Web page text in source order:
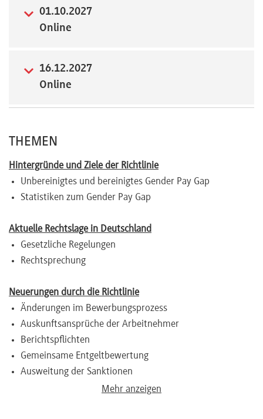
01.10.2027
Online
16.12.2027
Online
THEMEN
Hintergründe und Ziele der Richtlinie
Unbereinigtes und bereinigtes Gender Pay Gap
Statistiken zum Gender Pay Gap
Aktuelle Rechtslage in Deutschland
Gesetzliche Regelungen
Rechtsprechung
Neuerungen durch die Richtlinie
Änderungen im Bewerbungsprozess
Auskunftsansprüche der Arbeitnehmer
Berichtspflichten
Gemeinsame Entgeltbewertung
Ausweitung der Sanktionen
Mehr anzeigen